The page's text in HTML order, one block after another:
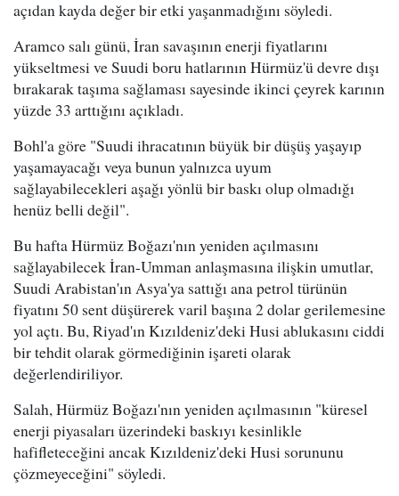
açıdan kayda değer bir etki yaşanmadığını söyledi.
Aramco salı günü, İran savaşının enerji fiyatlarını
yükseltmesi ve Suudi boru hatlarının Hürmüz'ü devre dışı
bırakarak taşıma sağlaması sayesinde ikinci çeyrek karının
yüzde 33 arttığını açıkladı.
Bohl'a göre "Suudi ihracatının büyük bir düşüş yaşayıp
yaşamayacağı veya bunun yalnızca uyum
sağlayabilecekleri aşağı yönlü bir baskı olup olmadığı
henüz belli değil".
Bu hafta Hürmüz Boğazı'nın yeniden açılmasını
sağlayabilecek İran-Umman anlaşmasına ilişkin umutlar,
Suudi Arabistan'ın Asya'ya sattığı ana petrol türünün
fiyatını 50 sent düşürerek varil başına 2 dolar gerilemesine
yol açtı. Bu, Riyad'ın Kızıldeniz'deki Husi ablukasını ciddi
bir tehdit olarak görmediğinin işareti olarak
değerlendiriliyor.
Salah, Hürmüz Boğazı'nın yeniden açılmasının "küresel
enerji piyasaları üzerindeki baskıyı kesinlikle
hafifleteceğini ancak Kızıldeniz'deki Husi sorununu
çözmeyeceğini" söyledi.